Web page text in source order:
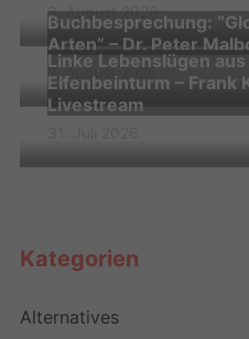
3. August 2026
Buchbesprechung:
Arten” – Dr. Peter
2. August 2026
Linke Lebenslügen
Elfenbeinturm – Frank
Livestream
Kategorien
Alternatives